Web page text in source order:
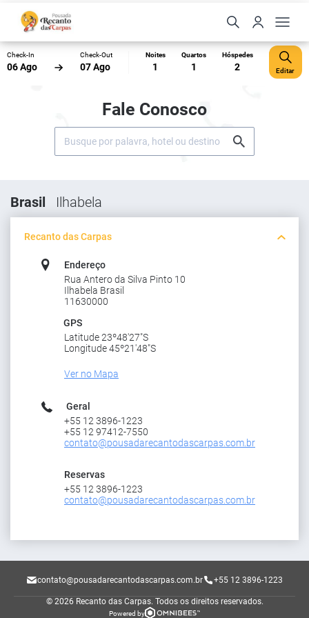
Check-In
06 Ago
Check-Out
07 Ago
Noites
1
Quartos
1
Hóspedes
2 Editar
Fale Conosco
Brasil Ilhabela
Recanto das Carpas
Endereço
Rua Antero da Silva Pinto 10
Ilhabela Brasil
11630000
GPS
Latitude 23º48'27"S
Longitude 45º21'48"S
Ver no Mapa
Geral
+55 12 3896-1223
+55 12 97412-7550
contato@pousadarecantodascarpas.com.br
Reservas
+55 12 3896-1223
contato@pousadarecantodascarpas.com.br
contato@pousadarecantodascarpas.com.br +55 12 3896-1223
© 2026 Recanto das Carpas. Todos os direitos reservados.
Powered by